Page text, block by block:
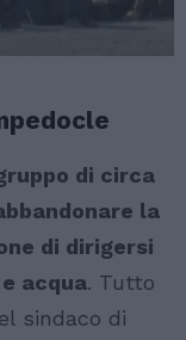
di circa
la
di dirigersi
acqua. Tutto
sindaco di